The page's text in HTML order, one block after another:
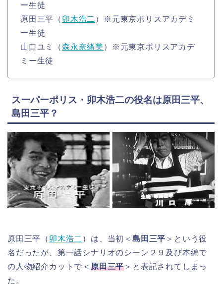
ー生徒
原田三平（ 卯木浩二 ）※元東京ポリスアカデミ
ー生徒
山口ユミ（森永奈緒美 ）※元東京ポリスアカデ
ミー生徒
スーパーポリス・卯木浩二の役名は原田三平、
島田三平？
原田三平（ 卯木浩二 ）は、当初＜島田三平 ＞という役
名だったが、第一話シナリオのシーン２９及び本編で
の人物紹介カットで＜ 原田三平 ＞と表記されてしまっ
た。